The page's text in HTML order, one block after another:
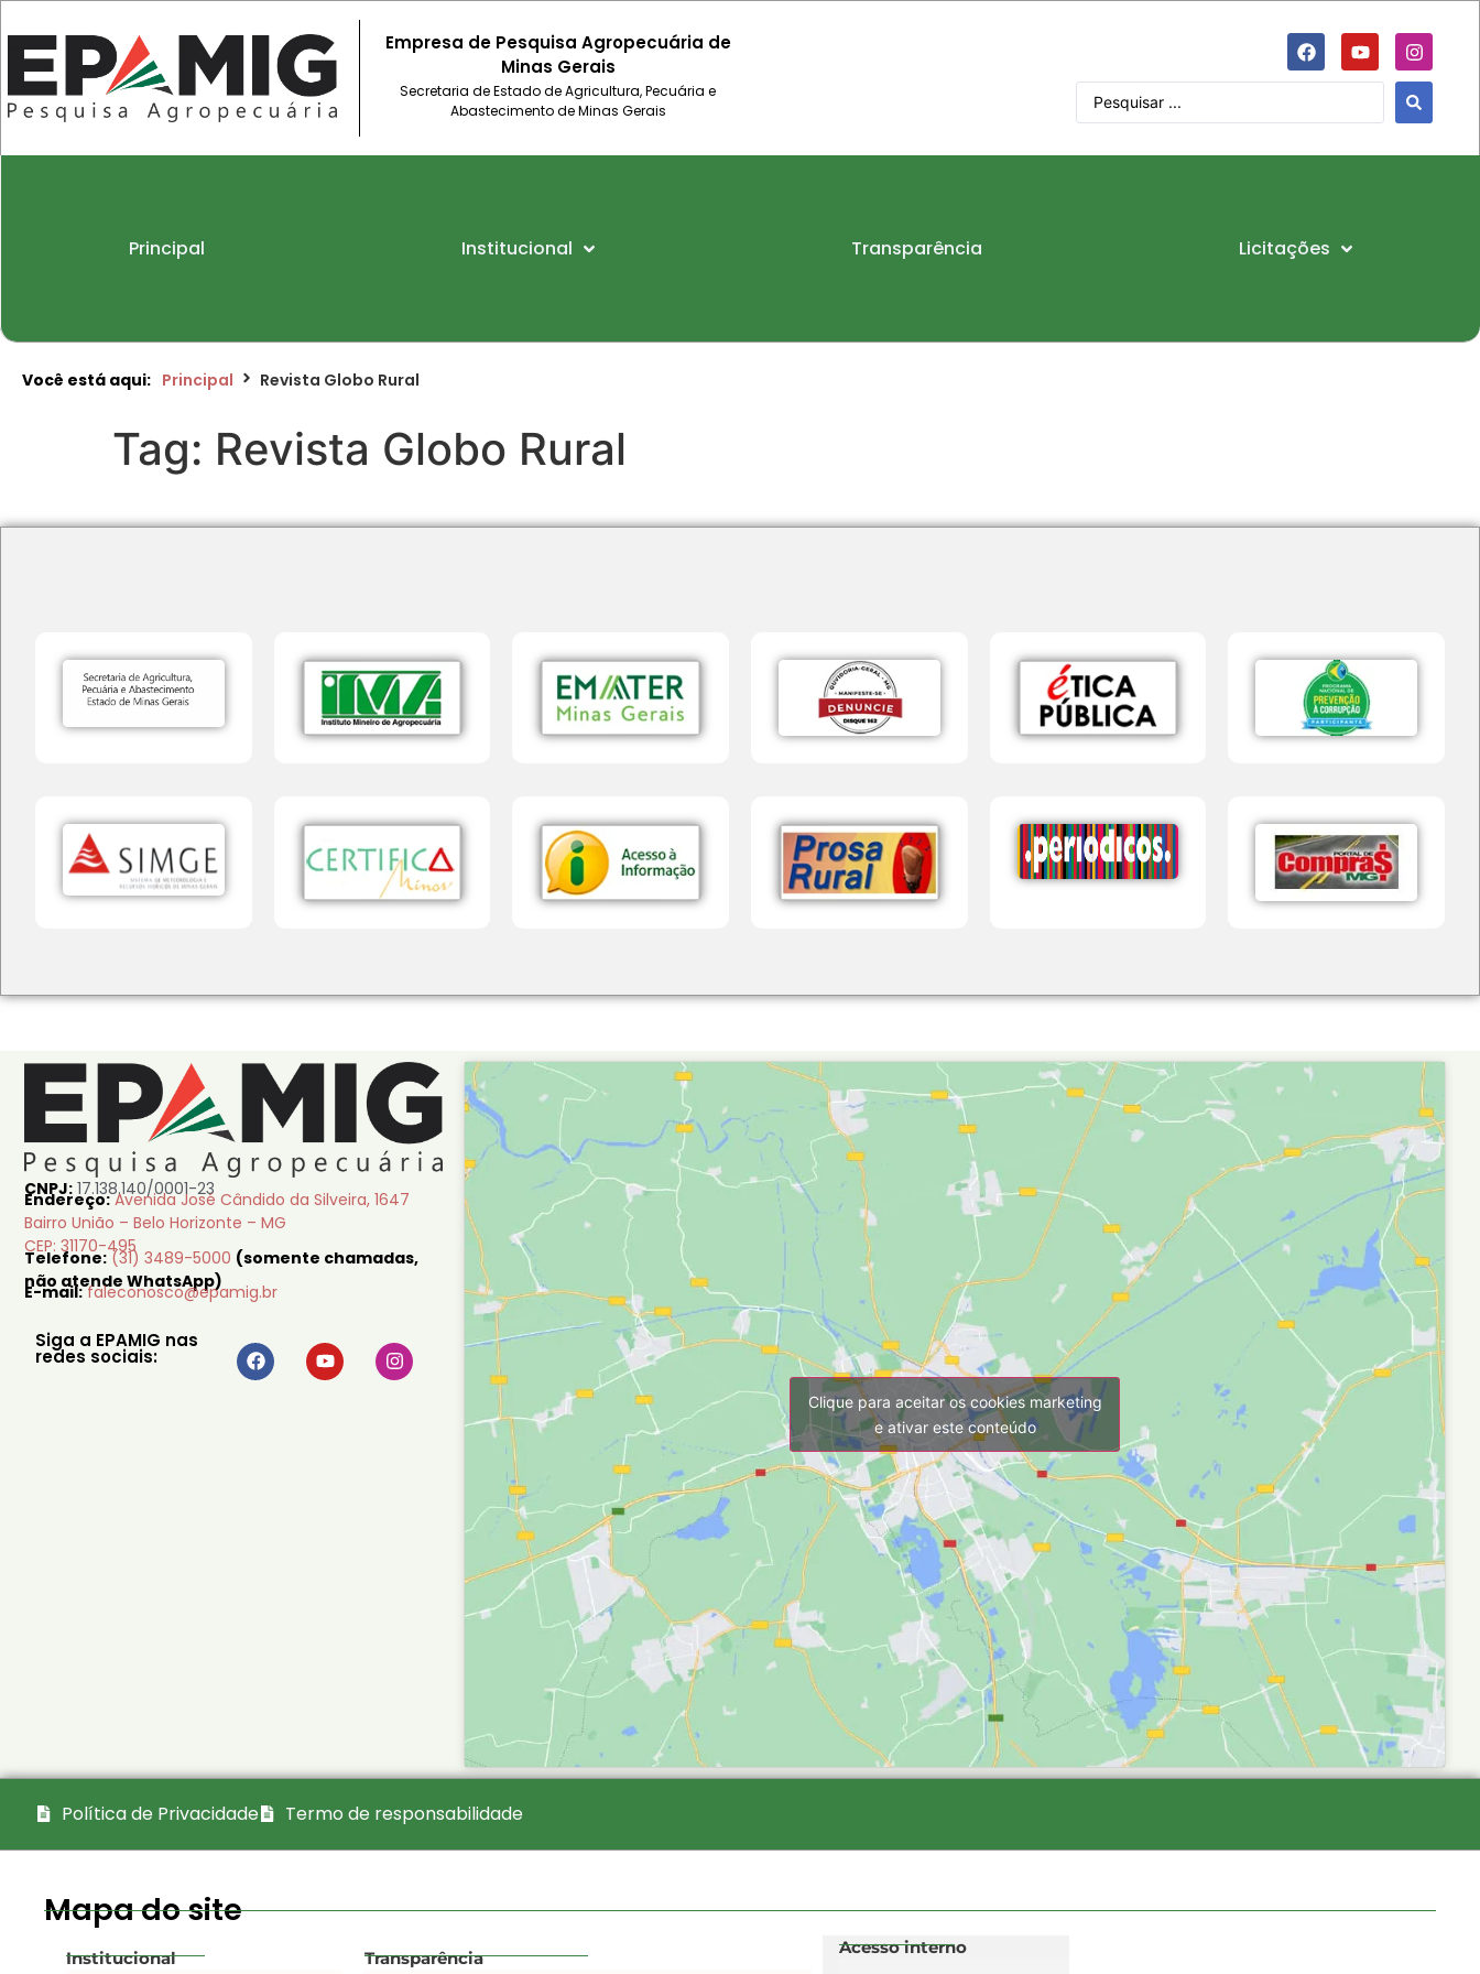
Empresa de Pesquisa Agropecuária de
Minas Gerais
Secretaria de Estado de Agricultura, Pecuária e
Abastecimento de Minas Gerais
Principal Institucional Transparência Licitações
Você está aqui: Principal Revista Globo Rural
Tag: Revista Globo Rural
CNPJ: 17.138.140/0001-23
Endereço: Avenida José Cândido da Silveira, 1647
Bairro União – Belo Horizonte – MG
CEP: 31170-495
Telefone: (31) 3489-5000 (somente chamadas,
não atende WhatsApp)
E-mail: faleconosco@epamig.br
Siga a EPAMIG nas
redes sociais:
Clique para aceitar os cookies marketing
e ativar este conteúdo
Política de Privacidade Termo de responsabilidade
Mapa do site
Institucional Transparência
Acesso interno